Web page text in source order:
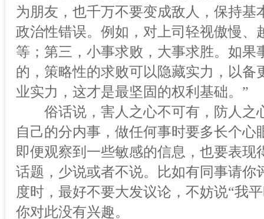
为朋友，也千万不要变成敌人，保持
政治性错误。例如，对上司轻视傲慢
等；第三，小事求败，大事求胜。如
的，策略性的求败可以隐藏实力，以
业实力，这才是最坚固的权利基础。”
俗话说，害人之心不可有，防人之
自己的分内事，做任何事时要多长个
即便观察到一些敏感的信息，也要表
话题，少说或者不说。比如有同事请
度时，最好不要大发议论，不妨说“我
你对此没有兴趣。